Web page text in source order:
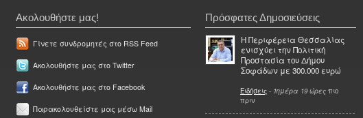
Ακολουθήστε μας!
Γίνετε συνδρομητές στο RSS Feed
Ακολουθήστε μας στο Twitter
Ακολουθήστε μας στο Facebook
Παρακολουθείστε μας μέσω Mail
Πρόσφατες Δημοσιεύσεις
Η Περιφέρεια Θεσσαλίας
ενισχύει την Πολιτική
Προστασία του Δήμου
Σοφάδων με 300.000 ευρώ
Ειδήσεις - 1ημέρα 19 ώρες πιο
πριν